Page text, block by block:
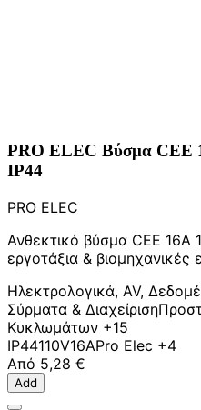
PRO ELEC Βύσμα CEE
IP44
PRO ELEC
Ανθεκτικό βύσμα CEE 16A
εργοτάξια & βιομηχανικές
Ηλεκτρολογικά, AV,
Σύρματα & Διαχείριση
Κυκλωμάτων +15
IP44110V16APro Elec +4
Από 5,28 €
Add